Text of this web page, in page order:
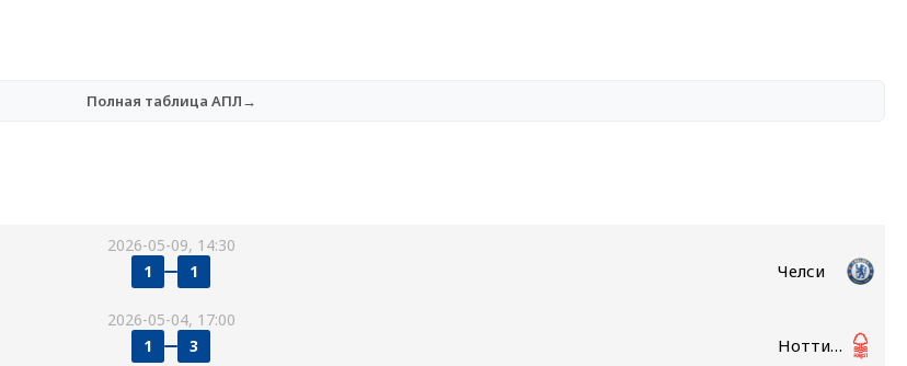
Полная таблица АПЛ→
2026-05-09, 14:30
1 1 Челси
2026-05-04, 17:00
1 3 Ноттингем Форест